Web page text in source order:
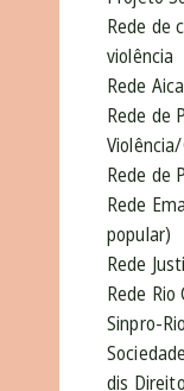
Rede de
violência
Rede
Rede de
Rede de
Rede
popular)
Rede
Rede Rio
Sinpro-Rio
dis